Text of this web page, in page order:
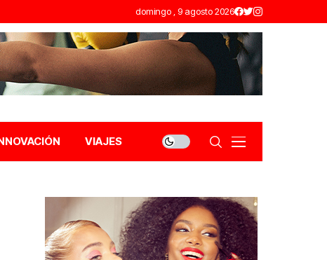
domingo , 9 agosto 2026
VIAJES